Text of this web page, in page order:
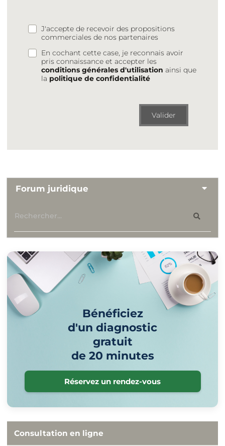
J'accepte de recevoir des propositions
commerciales de nos partenaires
En cochant cette case, je reconnais avoir
pris connaissance et accepter les
conditions générales d'utilisation ainsi que
la politique de confidentialité
Valider
Forum juridique
Bénéficiez
d'un diagnostic
gratuit
de 20 minutes
Réservez un rendez-vous
Consultation en ligne